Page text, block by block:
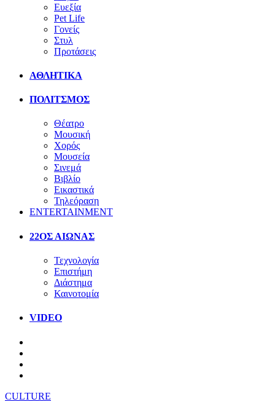
Ευεξία
Pet Life
Γονείς
Στυλ
Προτάσεις
ΑΘΛΗΤΙΚΑ
ΠΟΛΙΤΣΜΟΣ
Θέατρο
Μουσική
Χορός
Μουσεία
Σινεμά
Βιβλίο
Εικαστικά
Τηλεόραση
ENTERTAINMENT
22ΟΣ ΑΙΩΝΑΣ
Τεχνολογία
Επιστήμη
Διάστημα
Καινοτομία
VIDEO
CULTURE